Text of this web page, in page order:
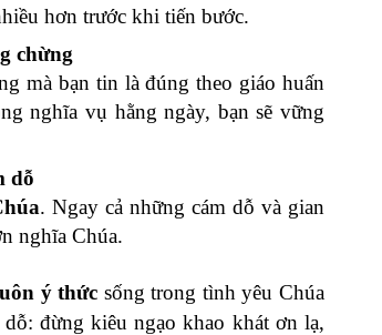
hơn trước khi tiến bước.
chừng
mà bạn tin là đúng theo giáo huấn
nghĩa vụ hằng ngày, bạn sẽ vững
dỗ
. Ngay cả những cám dỗ và gian
nghĩa Chúa.
ý thức sống trong tình yêu Chúa
đừng kiêu ngạo khao khát ơn lạ,